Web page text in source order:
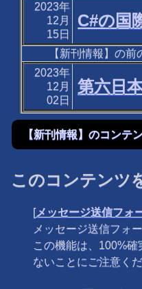
2023年
12月
15日
C#の国
【新刊情報】の前
2023年
12月
02日
第六日
【新刊情報】のコンテ
このコンテンツ
[メッセージ送信フォ
メッセージ送信フォ
この機能は、100%
ないことにご注意くだ